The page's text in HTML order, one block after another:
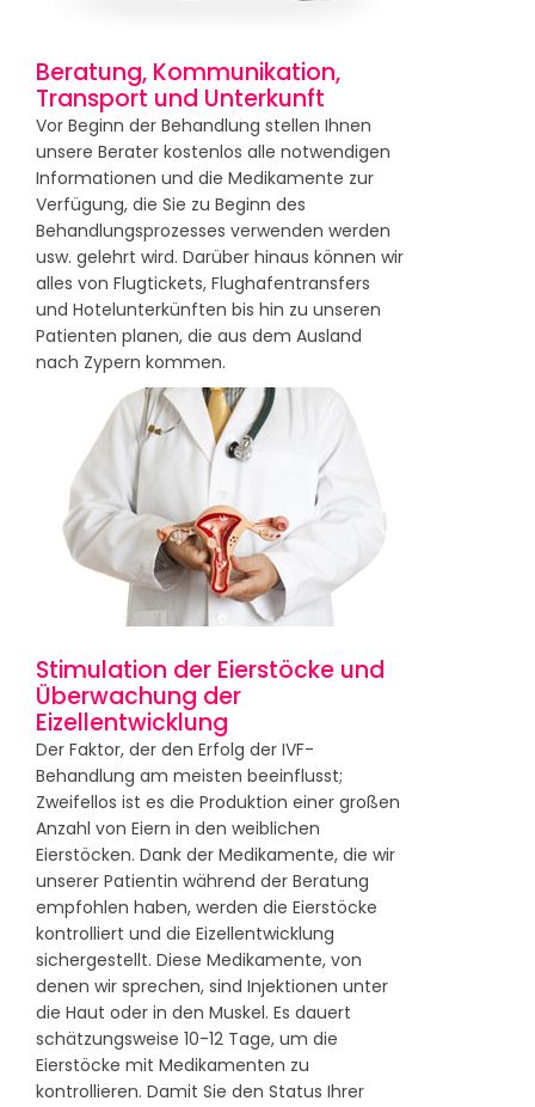
Beratung, Kommunikation,
Transport und Unterkunft
Vor Beginn der Behandlung stellen Ihnen
unsere Berater kostenlos alle notwendigen
Informationen und die Medikamente zur
Verfügung, die Sie zu Beginn des
Behandlungsprozesses verwenden werden
usw. gelehrt wird. Darüber hinaus können wir
alles von Flugtickets, Flughafentransfers
und Hotelunterkünften bis hin zu unseren
Patienten planen, die aus dem Ausland
nach Zypern kommen.
Stimulation der Eierstöcke und
Überwachung der
Eizellentwicklung
Der Faktor, der den Erfolg der IVF-
Behandlung am meisten beeinflusst;
Zweifellos ist es die Produktion einer großen
Anzahl von Eiern in den weiblichen
Eierstöcken. Dank der Medikamente, die wir
unserer Patientin während der Beratung
empfohlen haben, werden die Eierstöcke
kontrolliert und die Eizellentwicklung
sichergestellt. Diese Medikamente, von
denen wir sprechen, sind Injektionen unter
die Haut oder in den Muskel. Es dauert
schätzungsweise 10-12 Tage, um die
Eierstöcke mit Medikamenten zu
kontrollieren. Damit Sie den Status Ihrer